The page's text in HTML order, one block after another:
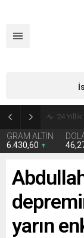
GRAM ALTIN
6.430,60
yarın